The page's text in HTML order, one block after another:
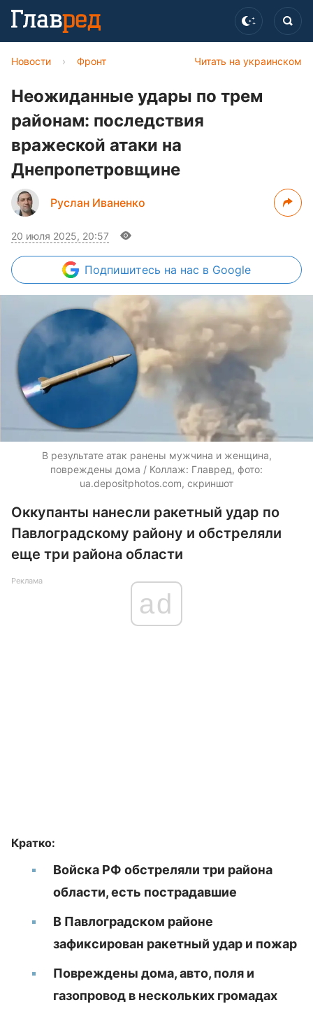
Читать на украинском
Новости › Фронт
Неожиданные удары по трем
районам: последствия
вражеской атаки на
Днепропетровщине
Руслан Иваненко
20 июля 2025, 20:57
Подпишитесь на нас в Google
В результате атак ранены мужчина и женщина,
повреждены дома / Коллаж: Главред, фото:
ua.depositphotos.com, скриншот
Оккупанты нанесли ракетный удар по
Павлоградскому району и обстреляли
еще три района области
Реклама
ad
Кратко:
Войска РФ обстреляли три района
области, есть пострадавшие
В Павлоградском районе
зафиксирован ракетный удар и пожар
Повреждены дома, авто, поля и
газопровод в нескольких громадах